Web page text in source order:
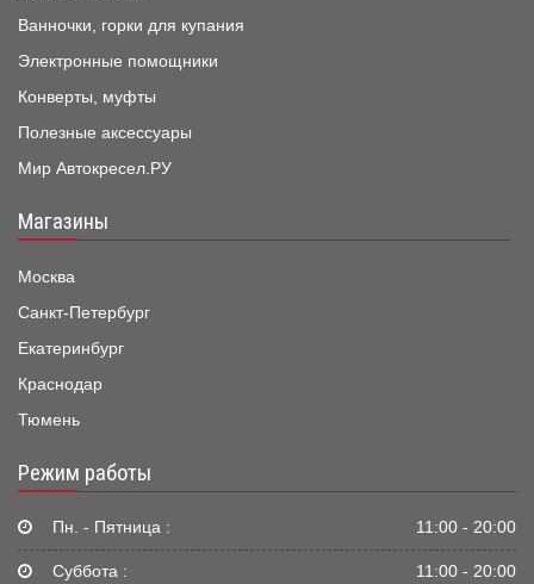
Ванночки, горки для купания
Электронные помощники
Конверты, муфты
Полезные аксессуары
Мир Автокресел.РУ
Магазины
Москва
Санкт-Петербург
Екатеринбург
Краснодар
Тюмень
Режим работы
Пн. - Пятница : 11:00 - 20:00
Суббота : 11:00 - 20:00